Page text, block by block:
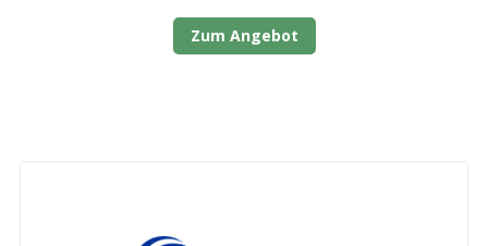
Zum Angebot